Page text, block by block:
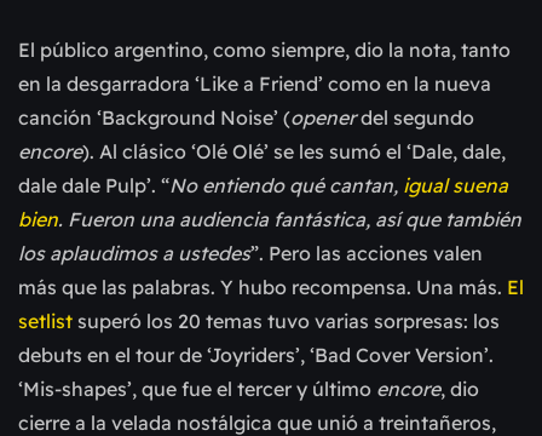
El público argentino, como siempre, dio la nota, tanto
en la desgarradora ‘Like a Friend’ como en la nueva
canción ‘Background Noise’ (openerdel segundo
encore). Al clásico ‘Olé Olé’ se les sumó el ‘Dale, dale,
dale dale Pulp’. “No entiendo qué cantan, igual suena
bien. Fueron una audiencia fantástica, así que también
los aplaudimos a ustedes”. Pero las acciones valen
más que las palabras. Y hubo recompensa. Una más. El
setlist superó los 20 temas tuvo varias sorpresas: los
debuts en el tour de ‘Joyriders’, ‘Bad Cover Version’.
‘Mis-shapes’, que fue el tercer y último encore, dio
cierre a la velada nostálgica que unió a treintañeros,